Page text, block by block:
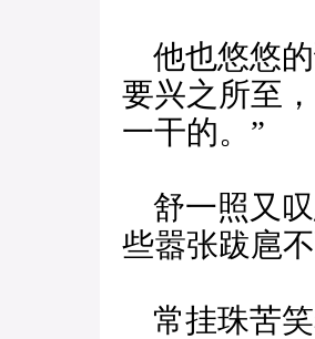
他也悠悠的
要兴之所至
一干的。”
舒一照又叹
些嚣张跋扈
常挂珠苦笑